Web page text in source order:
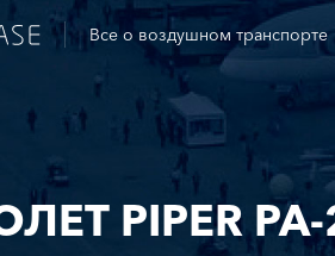
Все о воздушном транспорте
PIPER